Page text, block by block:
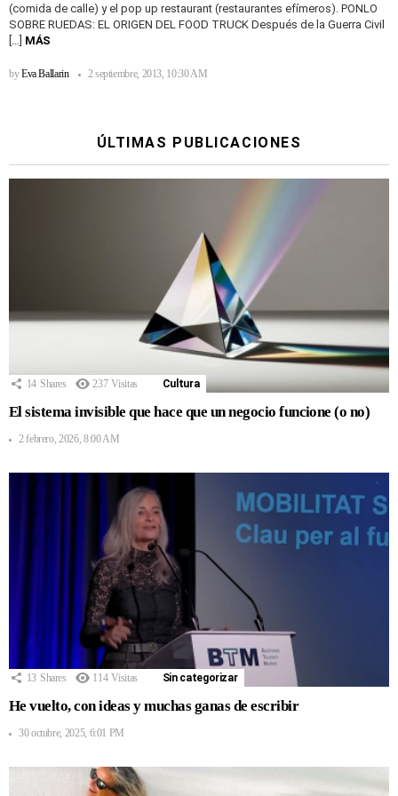
(comida de calle) y el pop up restaurant (restaurantes efímeros). PONLO
SOBRE RUEDAS: EL ORIGEN DEL FOOD TRUCK Después de la Guerra Civil
[…] MÁS
byEva Ballarin 2 septiembre, 2013, 10:30 AM
ÚLTIMAS PUBLICACIONES
14 Shares 237 Visitas Cultura
El sistema invisible que hace que un negocio funcione (o no)
2 febrero, 2026, 8:00 AM
13 Shares 114 Visitas Sin categorizar
He vuelto, con ideas y muchas ganas de escribir
30 octubre, 2025, 6:01 PM